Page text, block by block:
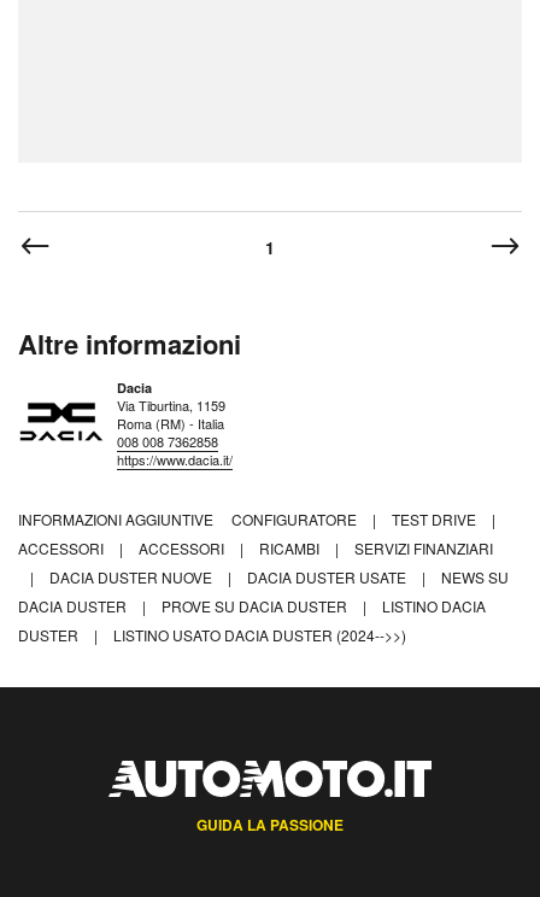
1
Altre informazioni
Dacia
Via Tiburtina, 1159
Roma (RM) - Italia
008 008 7362858
https://www.dacia.it/
INFORMAZIONI AGGIUNTIVE CONFIGURATORE | TEST DRIVE
|
ACCESSORI
| ACCESSORI | RICAMBI |
SERVIZI FINANZIARI
|
DACIA DUSTER NUOVE | DACIA DUSTER USATE |
NEWS SU
DACIA DUSTER
| PROVE SU DACIA DUSTER |
LISTINO DACIA
DUSTER
| LISTINO USATO DACIA DUSTER (2024-->>)
GUIDA LA PASSIONE